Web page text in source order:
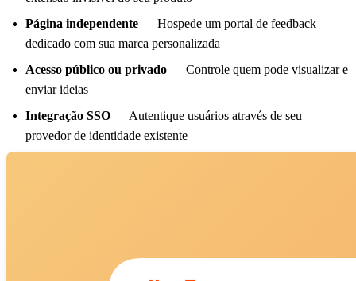
Página independente — Hospede um portal de feedback
dedicado com sua marca personalizada
Acesso público ou privado — Controle quem pode visualizar e
enviar ideias
Integração SSO — Autentique usuários através de seu
provedor de identidade existente